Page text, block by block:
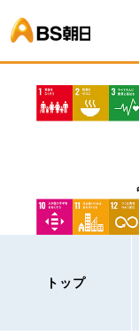
トップ